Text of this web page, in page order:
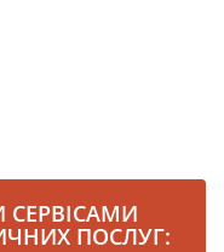
ПОСЛУГ: